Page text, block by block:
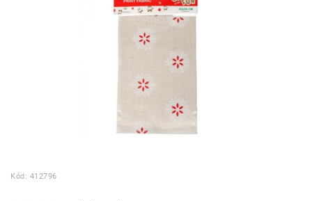
Kód: 412796